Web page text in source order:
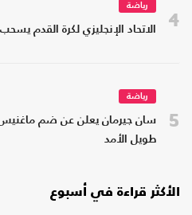
4
رياضة
الاتحاد الإنجليزي لكرة القدم
5
رياضة
سان جيرمان يعلن عن ضم
طويل الأمد
الأكثر قراءة في أسبوع